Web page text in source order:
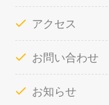
アクセス
お問い合わせ
お知らせ